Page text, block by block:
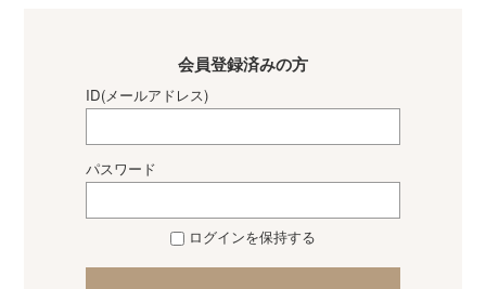
会員登録済みの方
ID(メールアドレス)
パスワード
ログインを保持する